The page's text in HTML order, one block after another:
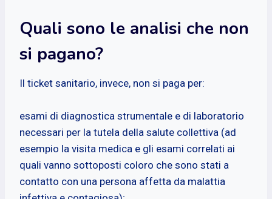
Quali sono le analisi che non
si pagano?
Il ticket sanitario, invece, non si paga per:
esami di diagnostica strumentale e di laboratorio
necessari per la tutela della salute collettiva (ad
esempio la visita medica e gli esami correlati ai
quali vanno sottoposti coloro che sono stati a
contatto con una persona affetta da malattia